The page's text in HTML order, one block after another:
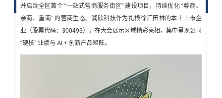
并启动全区首个 “一站式营商服务街区” 建设项目，持续优化 “尊商、
亲商、重商” 的营商生态。润欣科技作为扎根徐汇田林的本土上市企
业（股票代码：300493），在大会展示区域精彩亮相，集中呈现公司
“硬核” 业绩与 AI + 创新产品矩阵。